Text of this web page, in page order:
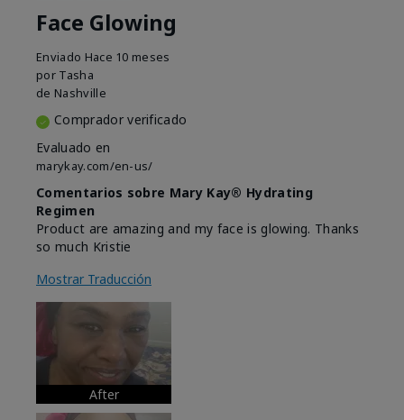
Face Glowing
Enviado Hace 10 meses
por Tasha
de Nashville
Comprador verificado
Evaluado en
marykay.com/en-us/
Comentarios sobre Mary Kay® Hydrating
Regimen
Product are amazing and my face is glowing. Thanks
so much Kristie
Mostrar Traducción
After